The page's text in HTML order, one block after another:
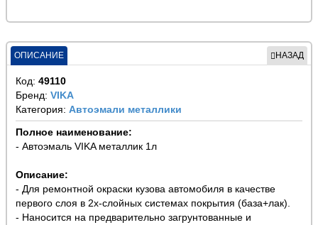
ОПИСАНИЕ НАЗАД
Код: 49110
Бренд: VIKA
Категория: Автоэмали металлики
Полное наименование:
- Автоэмаль VIKA металлик 1л
Описание:
- Для ремонтной окраски кузова автомобиля в качестве
первого слоя в 2х-слойных системах покрытия (база+лак).
- Наносится на предварительно загрунтованные и